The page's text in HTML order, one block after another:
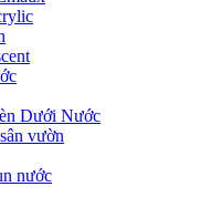
Dưới Nước
vườn
nước